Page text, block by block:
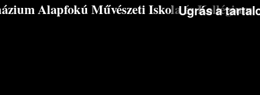
Ugrás a
Alapfokú Művészeti Iskola és Kollégium